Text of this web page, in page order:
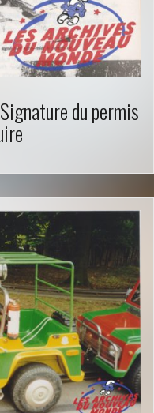
du permis